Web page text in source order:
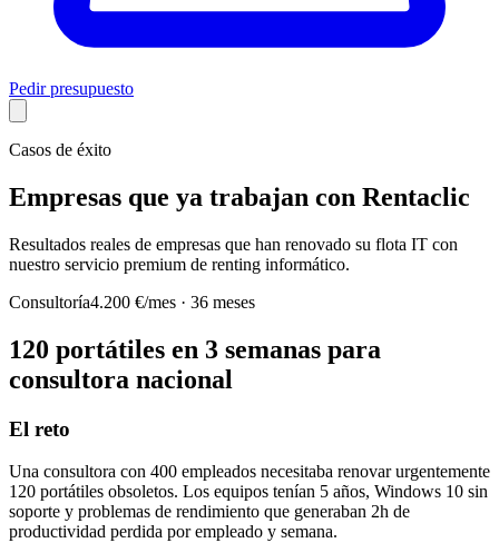
Pedir presupuesto
Casos de éxito
Empresas que ya trabajan con Rentaclic
Resultados reales de empresas que han renovado su flota IT con
nuestro servicio premium de renting informático.
Consultoría4.200 €/mes · 36 meses
120 portátiles en 3 semanas para
consultora nacional
El reto
Una consultora con 400 empleados necesitaba renovar urgentemente
120 portátiles obsoletos. Los equipos tenían 5 años, Windows 10 sin
soporte y problemas de rendimiento que generaban 2h de
productividad perdida por empleado y semana.